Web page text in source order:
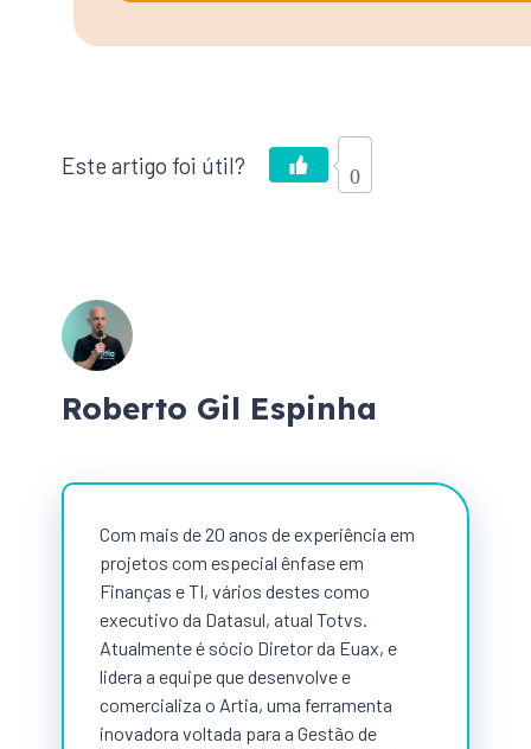
0
Roberto Gil Espinha
Com mais de 20 anos de experiência em
projetos com especial ênfase em
Finanças e TI, vários destes como
executivo da Datasul, atual Totvs.
Atualmente é sócio Diretor da Euax, e
lidera a equipe que desenvolve e
comercializa o Artia, uma ferramenta
inovadora voltada para a Gestão de